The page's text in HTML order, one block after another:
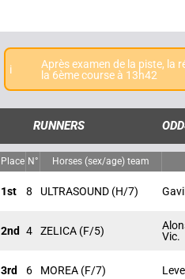
i
Après examen de la piste, la
la 6ème course à 13h42
RUNNERS
Place N° Horses (sex/age) team
1st 8 ULTRASOUND (H/7)
2nd 4 ZELICA (F/5)
Vic.
3rd 6 MOREA (F/7)